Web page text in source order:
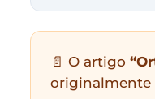
📄 O artigo
originalmente